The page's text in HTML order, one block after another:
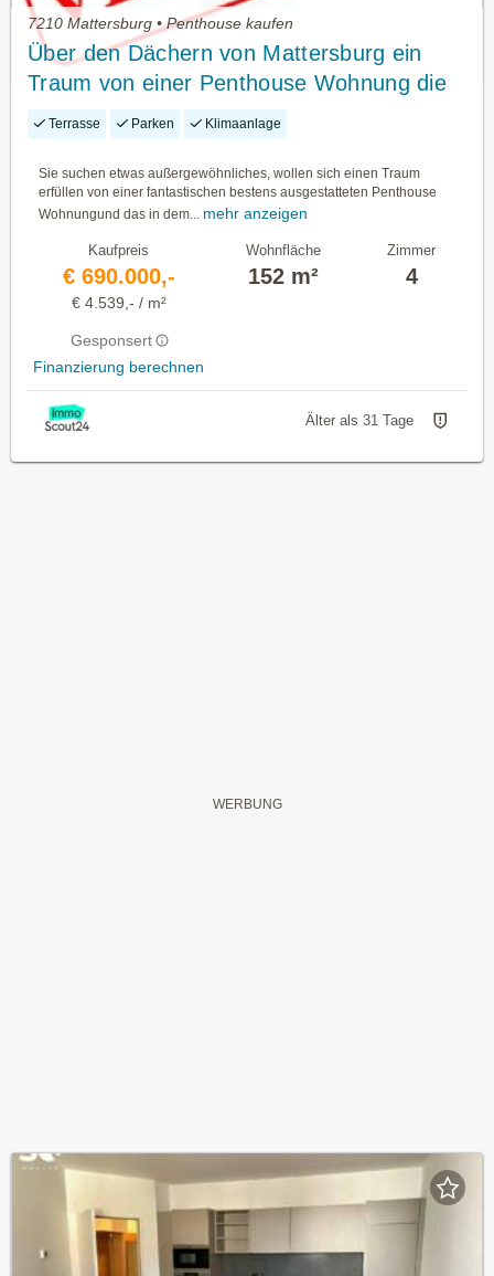
7210 Mattersburg • Penthouse kaufen
Über den Dächern von Mattersburg ein
Traum von einer Penthouse Wohnung die
alle Herzen höher schlagen lässt-13217
Terrasse Parken Klimaanlage
Sie suchen etwas außergewöhnliches, wollen sich einen Traum
erfüllen von einer fantastischen bestens ausgestatteten Penthouse
Wohnungund das in dem... mehr anzeigen
Kaufpreis
€ 690.000,-
€ 4.539,- / m²
Gesponsert
Finanzierung berechnen
Wohnfläche
152 m²
Zimmer
4
Älter als 31 Tage